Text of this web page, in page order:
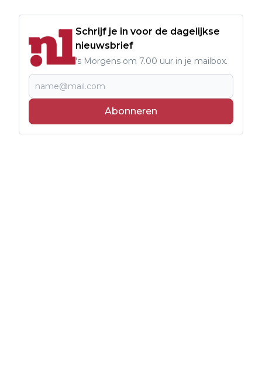
Schrijf je in voor de dagelijkse
nieuwsbrief
's Morgens om 7.00 uur in je mailbox.
Abonneren